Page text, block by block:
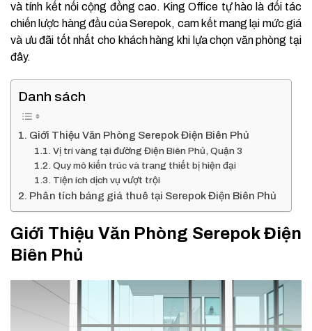
và tính kết nối cộng đồng cao. King Office tự hào là đối tác
chiến lược hàng đầu của Serepok, cam kết mang lại mức giá
và ưu đãi tốt nhất cho khách hàng khi lựa chọn văn phòng tại
đây.
Danh sách
Giới Thiệu Văn Phòng Serepok Điện Biên Phủ
Vị trí vàng tại đường Điện Biên Phủ, Quận 3
Quy mô kiến trúc và trang thiết bị hiện đại
Tiện ích dịch vụ vượt trội
Phân tích bảng giá thuê tại Serepok Điện Biên Phủ
Giới Thiệu Văn Phòng Serepok Điện
Biên Phủ